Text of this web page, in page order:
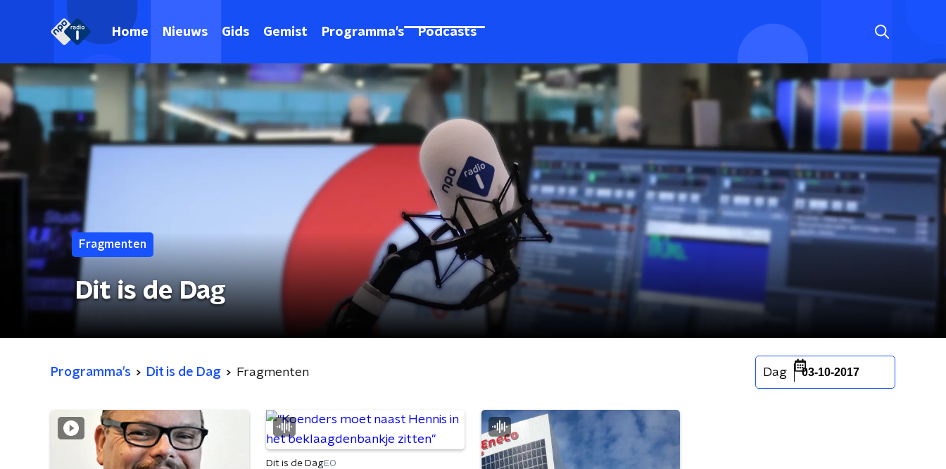
Home Nieuws Gids Gemist Programma's Podcasts
Fragmenten
Dit is de Dag
Programma's Dit is de Dag Fragmenten Dag 03-10-2017
Dit is de DagEO